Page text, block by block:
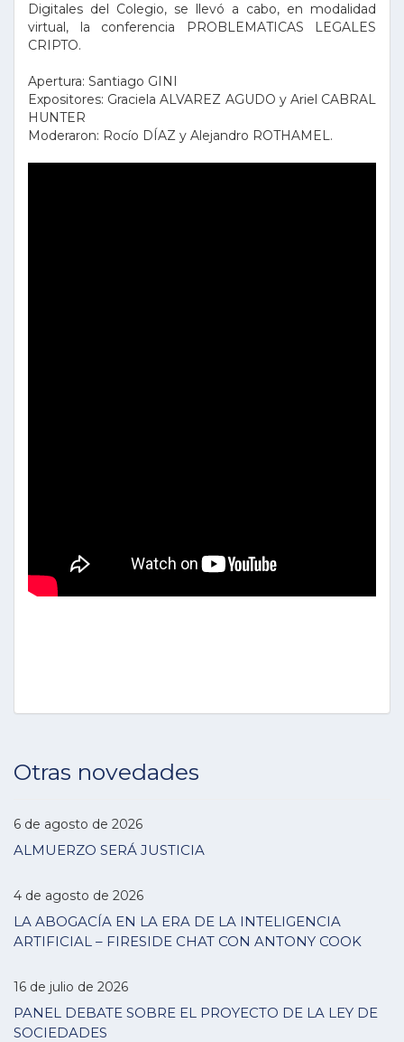
Digitales del Colegio, se llevó a cabo, en modalidad
virtual, la conferencia PROBLEMATICAS LEGALES
CRIPTO.
Apertura: Santiago GINI
Expositores: Graciela ALVAREZ AGUDO y Ariel CABRAL
HUNTER
Moderaron: Rocío DÍAZ y Alejandro ROTHAMEL.
Otras novedades
6 de agosto de 2026
ALMUERZO SERÁ JUSTICIA
4 de agosto de 2026
LA ABOGACÍA EN LA ERA DE LA INTELIGENCIA
ARTIFICIAL – FIRESIDE CHAT CON ANTONY COOK
16 de julio de 2026
PANEL DEBATE SOBRE EL PROYECTO DE LA LEY DE
SOCIEDADES